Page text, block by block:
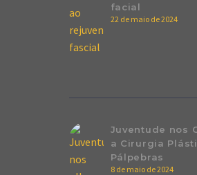
facial
22 de maio de 2024
Juventude nos
a Cirurgia
Pálpebras
8 de maio de 2024